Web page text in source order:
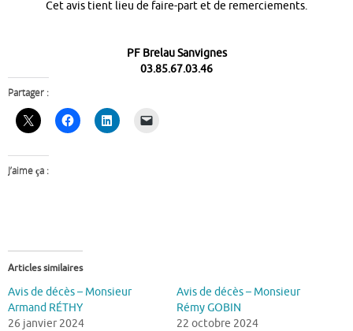
Cet avis tient lieu de faire-part et de remerciements.
PF Brelau Sanvignes
03.85.67.03.46
Partager :
J’aime ça :
Articles similaires
Avis de décès – Monsieur
Armand RÉTHY
26 janvier 2024
Avis de décès – Monsieur
Rémy GOBIN
22 octobre 2024